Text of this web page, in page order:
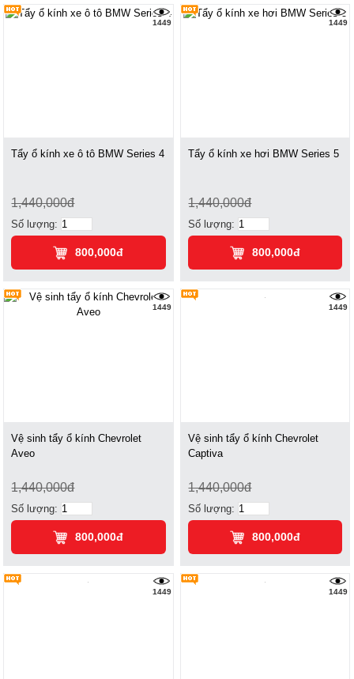
1449
Tẩy ổ kính xe ô tô BMW Series 4
1,440,000đ
Số lượng:
800,000đ
1449
Tẩy ổ kính xe hơi BMW Series 5
1,440,000đ
Số lượng:
800,000đ
1449
Vệ sinh tẩy ổ kính Chevrolet
Aveo
1,440,000đ
Số lượng:
800,000đ
1449
Vệ sinh tẩy ổ kính Chevrolet
Captiva
1,440,000đ
Số lượng:
800,000đ
1449 1449